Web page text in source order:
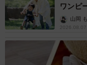
ワンピ
へんが…
山岡
2026.08.07